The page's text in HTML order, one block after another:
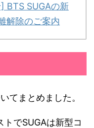
BTS SUGAの新
解除のご案内
てまとめました。
でSUGAは新型コ